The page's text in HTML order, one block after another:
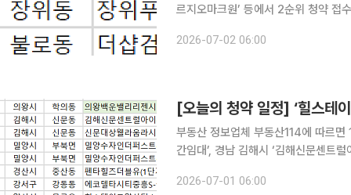
르지오마크원’ 등에서 2순위 청약 접수를 받는다. 당첨자 발표는 인천 검단
2026-07-02 06:00
[오늘의 청약 일정] ‘힐스테
부동산 정보업체 부동산114에 따르면
간임대’, 경남 김해시 ‘김해신문센트
S-클래스리버시티(2BL)’ 등에서 청
2026-07-01 06:00